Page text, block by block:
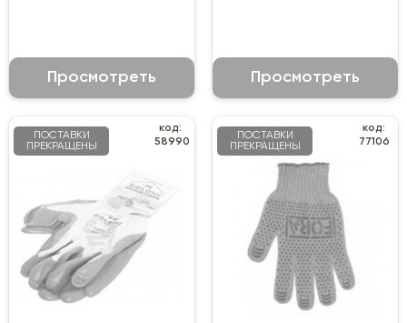
Просмотреть Просмотреть
ПОСТАВКИ
ПРЕКРАЩЕНЫ
код:
58990
ПОСТАВКИ
ПРЕКРАЩЕНЫ
код:
77106